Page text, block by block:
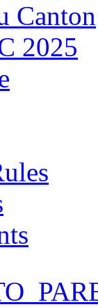
Canton
2025